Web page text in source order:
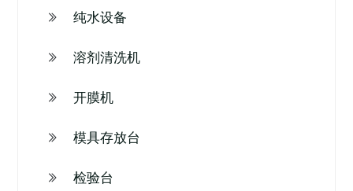
纯水设备
溶剂清洗机
开膜机
模具存放台
检验台